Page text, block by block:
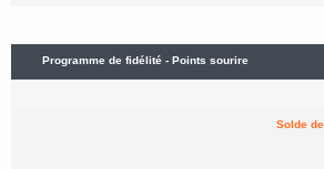
Programme de fidélité - Points sourire
Solde